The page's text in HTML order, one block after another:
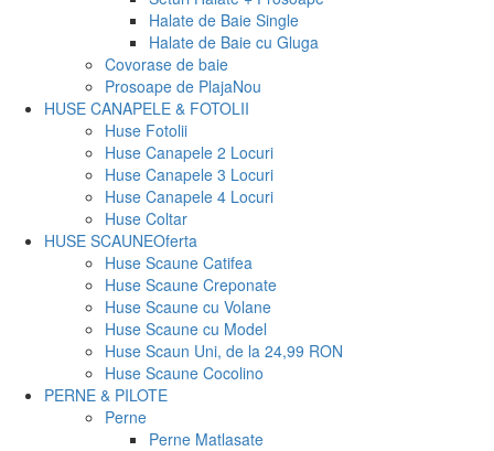
Halate de Baie Single
Halate de Baie cu Gluga
Covorase de baie
Prosoape de PlajaNou
HUSE CANAPELE & FOTOLII
Huse Fotolii
Huse Canapele 2 Locuri
Huse Canapele 3 Locuri
Huse Canapele 4 Locuri
Huse Coltar
HUSE SCAUNEOferta
Huse Scaune Catifea
Huse Scaune Creponate
Huse Scaune cu Volane
Huse Scaune cu Model
Huse Scaun Uni, de la 24,99 RON
Huse Scaune Cocolino
PERNE & PILOTE
Perne
Perne Matlasate